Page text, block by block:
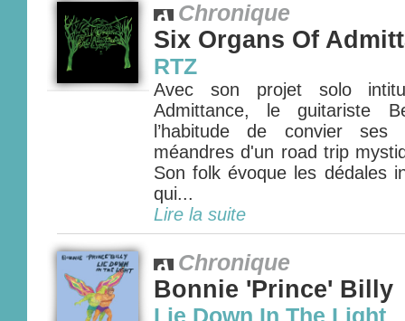
Chronique
Six Organs Of
RTZ
Avec son projet solo
Admittance, le guitariste
l’habitude de convier
méandres d'un road trip
Son folk évoque les dédales
qui...
Lire la suite
Chronique
Bonnie 'Prince' Billy
Lie Down In The Light